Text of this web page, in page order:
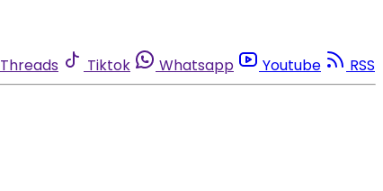
Threads Tiktok Whatsapp Youtube RSS